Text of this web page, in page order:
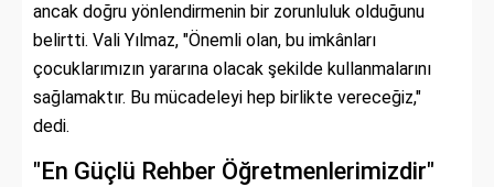
ancak doğru yönlendirmenin bir zorunluluk olduğunu
belirtti. Vali Yılmaz, "Önemli olan, bu imkânları
çocuklarımızın yararına olacak şekilde kullanmalarını
sağlamaktır. Bu mücadeleyi hep birlikte vereceğiz,"
dedi.
"En Güçlü Rehber Öğretmenlerimizdir"